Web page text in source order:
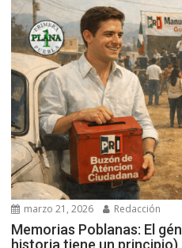
marzo 21, 2026 Redacción
Memorias Poblanas: El